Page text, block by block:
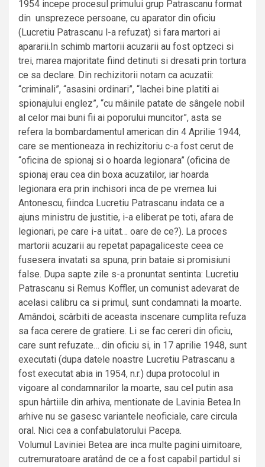
1954 incepe procesul primului grup Patrascanu format
din unsprezece persoane, cu aparator din oficiu
(Lucretiu Patrascanu l-a refuzat) si fara martori ai
apararii.In schimb martorii acuzarii au fost optzeci si
trei, marea majoritate fiind detinuti si dresati prin tortura
ce sa declare. Din rechizitorii notam ca acuzatii:
“criminali”, “asasini ordinari”, “lachei bine platiti ai
spionajului englez”, “cu mâinile patate de sângele nobil
al celor mai buni fii ai poporului muncitor”, asta se
refera la bombardamentul american din 4 Aprilie 1944,
care se mentioneaza in rechizitoriu c-a fost cerut de
“oficina de spionaj si o hoarda legionara” (oficina de
spionaj erau cea din boxa acuzatilor, iar hoarda
legionara era prin inchisori inca de pe vremea lui
Antonescu, fiindca Lucretiu Patrascanu indata ce a
ajuns ministru de justitie, i-a eliberat pe toti, afara de
legionari, pe care i-a uitat… oare de ce?). La proces
martorii acuzarii au repetat papagaliceste ceea ce
fusesera invatati sa spuna, prin bataie si promisiuni
false. Dupa sapte zile s-a pronuntat sentinta: Lucretiu
Patrascanu si Remus Koffler, un comunist adevarat de
acelasi calibru ca si primul, sunt condamnati la moarte.
Amândoi, scârbiti de aceasta inscenare cumplita refuza
sa faca cerere de gratiere. Li se fac cereri din oficiu,
care sunt refuzate… din oficiu si, in 17 aprilie 1948, sunt
executati (dupa datele noastre Lucretiu Patrascanu a
fost executat abia in 1954, n.r.) dupa protocolul in
vigoare al condamnarilor la moarte, sau cel putin asa
spun hârtiile din arhiva, mentionate de Lavinia Betea.In
arhive nu se gasesc variantele neoficiale, care circula
oral. Nici cea a confabulatorului Pacepa.
Volumul Laviniei Betea are inca multe pagini uimitoare,
cutremuratoare aratând de ce a fost capabil partidul si